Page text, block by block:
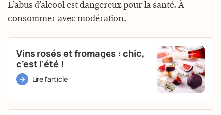
L’abus d’alcool est dangereux pour la santé. À
consommer avec modération.
Vins rosés et fromages : chic,
c'est l'été !
Lire l'article